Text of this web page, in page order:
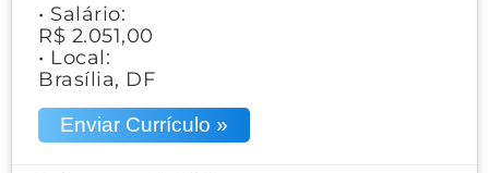
• Salário:
R$ 2.051,00
• Local:
Brasília, DF
Enviar Currículo »